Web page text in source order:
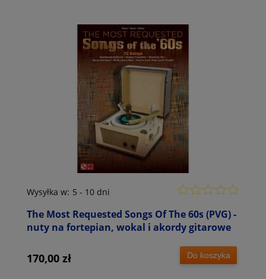
The Most Requested Songs Of The 60s (PVG) -
nuty na fortepian, wokal i akordy gitarowe
Wysyłka w: 5 - 10 dni
170,00 zł Do koszyka